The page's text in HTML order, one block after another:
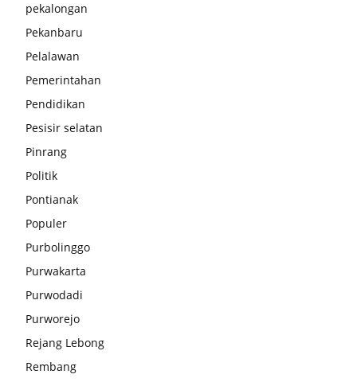
pekalongan
Pekanbaru
Pelalawan
Pemerintahan
Pendidikan
Pesisir selatan
Pinrang
Politik
Pontianak
Populer
Purbolinggo
Purwakarta
Purwodadi
Purworejo
Rejang Lebong
Rembang